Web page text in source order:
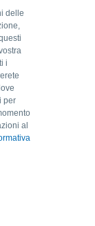
delle
i
per
al
mondo